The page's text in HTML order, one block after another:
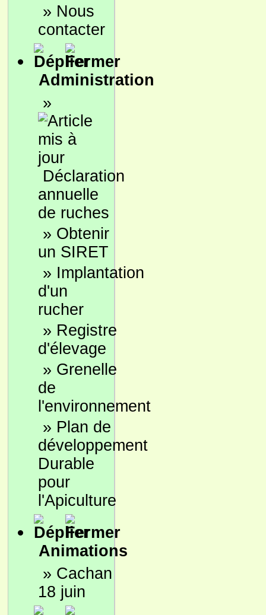
» Nous
contacter
Administration
»
Déclaration
annuelle
de ruches
» Obtenir
un SIRET
» Implantation
d'un
rucher
» Registre
d'élevage
» Grenelle
de
l'environnement
» Plan de
développement
Durable
pour
l'Apiculture
Animations
» Cachan
18 juin